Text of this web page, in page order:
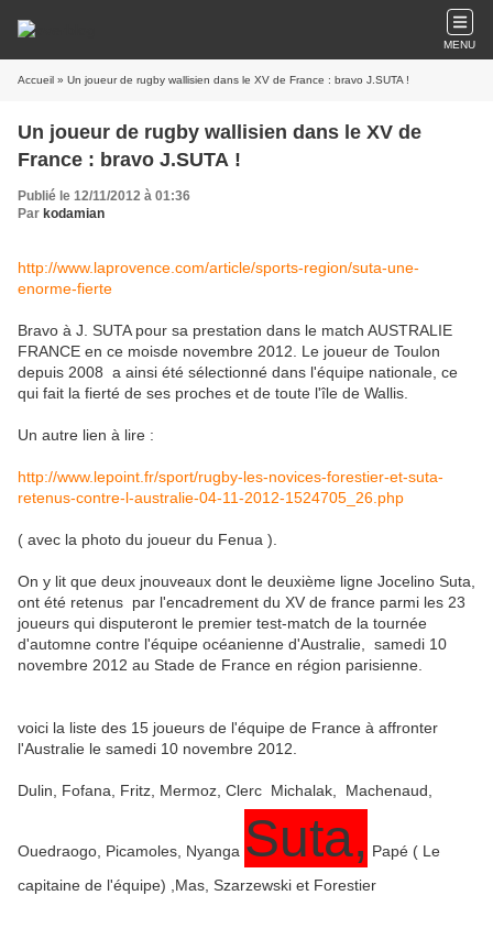
MENU
Accueil » Un joueur de rugby wallisien dans le XV de France : bravo J.SUTA !
Un joueur de rugby wallisien dans le XV de
France : bravo J.SUTA !
Publié le 12/11/2012 à 01:36
Par kodamian
http://www.laprovence.com/article/sports-region/suta-une-
enorme-fierte
Bravo à J. SUTA pour sa prestation dans le match AUSTRALIE
FRANCE en ce moisde novembre 2012. Le joueur de Toulon
depuis 2008 a ainsi été sélectionné dans l'équipe nationale, ce
qui fait la fierté de ses proches et de toute l'île de Wallis.
Un autre lien à lire :
http://www.lepoint.fr/sport/rugby-les-novices-forestier-et-suta-
retenus-contre-l-australie-04-11-2012-1524705_26.php
( avec la photo du joueur du Fenua ).
On y lit que deux jnouveaux dont le deuxième ligne Jocelino Suta,
ont été retenus par l'encadrement du XV de france parmi les 23
joueurs qui disputeront le premier test-match de la tournée
d'automne contre l'équipe océanienne d'Australie, samedi 10
novembre 2012 au Stade de France en région parisienne.
voici la liste des 15 joueurs de l'équipe de France à affronter
l'Australie le samedi 10 novembre 2012.
Dulin, Fofana, Fritz, Mermoz, Clerc Michalak, Machenaud,
Ouedraogo, Picamoles, Nyanga Suta, Papé ( Le
capitaine de l'équipe) ,Mas, Szarzewski et Forestier